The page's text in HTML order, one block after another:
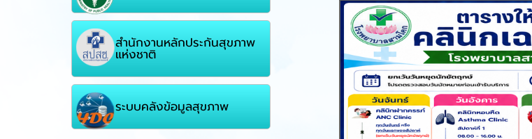
สำนักงานหลักประกันสุขภาพ
แห่งชาติ
ระบบคลังข้อมูลสุขภาพ